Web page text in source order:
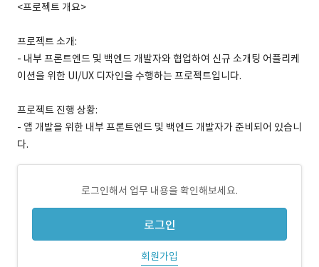
<프로젝트 개요>
프로젝트 소개:
- 내부 프론트엔드 및 백엔드 개발자와 협업하여 신규 소개팅 어플리케
이션을 위한 UI/UX 디자인을 수행하는 프로젝트입니다.
프로젝트 진행 상황:
- 앱 개발을 위한 내부 프론트엔드 및 백엔드 개발자가 준비되어 있습니
다.
로그인해서 업무 내용을 확인해보세요.
로그인
회원가입